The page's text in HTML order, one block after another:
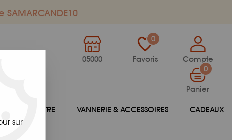
05000
0
Favoris Compte
0
Panier
BIEN-ÊTRE VANNERIE & ACCESSOIRES CADEAUX
sur